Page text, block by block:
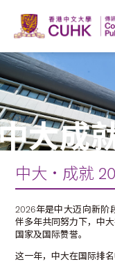
大成
中大‧成就
2026年是中大迈向新阶
伴多年共同努力下，中
国家及国际赞誉。
这一年，中大在国际排